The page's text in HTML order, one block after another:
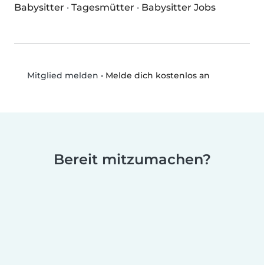
Babysitter · Tagesmütter · Babysitter Jobs
Mitglied melden • Melde dich kostenlos an
Bereit mitzumachen?